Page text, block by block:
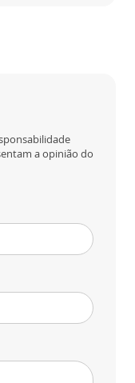
a opinião do